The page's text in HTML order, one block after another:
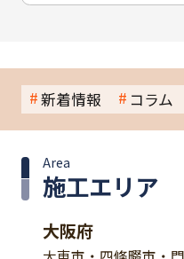
新着情報 コラム
施工エリア
Area
大阪府